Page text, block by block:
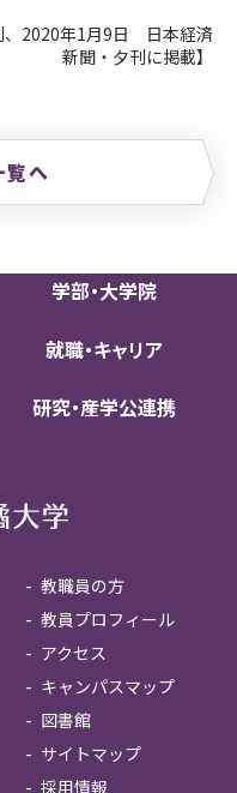
、2020年1月9日 日本経済
新聞・夕刊に掲載】
へ
学部・大学院
就職・キャリア
研究・産学公連携
教職員の方
教員プロフィール
アクセス
キャンパスマップ
図書館
サイトマップ
採用情報